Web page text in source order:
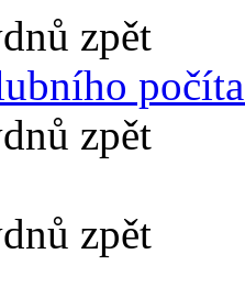
zpět
zpět
zpět